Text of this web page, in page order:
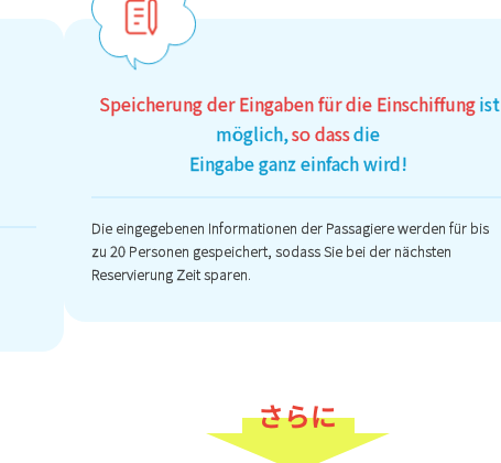
Speicherung der Eingaben für die Einschiffungist
möglich,so dassdie
Eingabe ganz einfach wird!
Die eingegebenen Informationen der Passagiere werden für bis
zu 20 Personen gespeichert, sodass Sie bei der nächsten
Reservierung Zeit sparen.